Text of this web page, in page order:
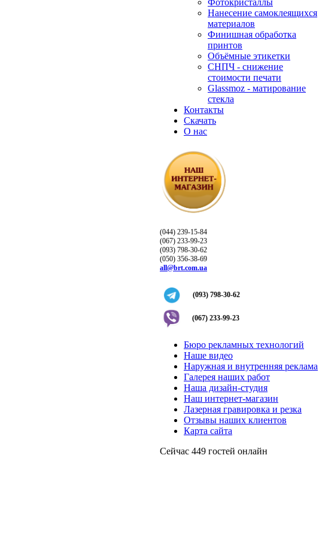
Фотокристаллы
Нанесение самоклеящихся
материалов
Финишная обработка
принтов
Объёмные этикетки
СНПЧ - снижение
стоимости печати
Glassmoz - матирование
стекла
Контакты
Скачать
О нас
(044) 239-15-84
(067) 233-99-23
(093) 798-30-62
(050) 356-38-69
all@brt.com.ua
(093) 798-30-62
(067) 233-99-23
Бюро рекламных технологий
Наше видео
Наружная и внутренняя реклама
Галерея наших работ
Наша дизайн-студия
Наш интернет-магазин
Лазерная гравировка и резка
Отзывы наших клиентов
Карта сайта
Сейчас 449 гостей онлайн